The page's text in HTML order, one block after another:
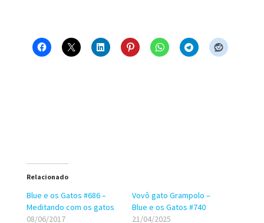
Relacionado
Blue e os Gatos #686 –
Meditando com os gatos
08/06/2017
Vovô gato Grampolo –
Blue e os Gatos #740
21/04/2025